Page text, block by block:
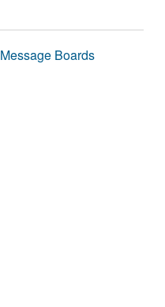
Message Boards